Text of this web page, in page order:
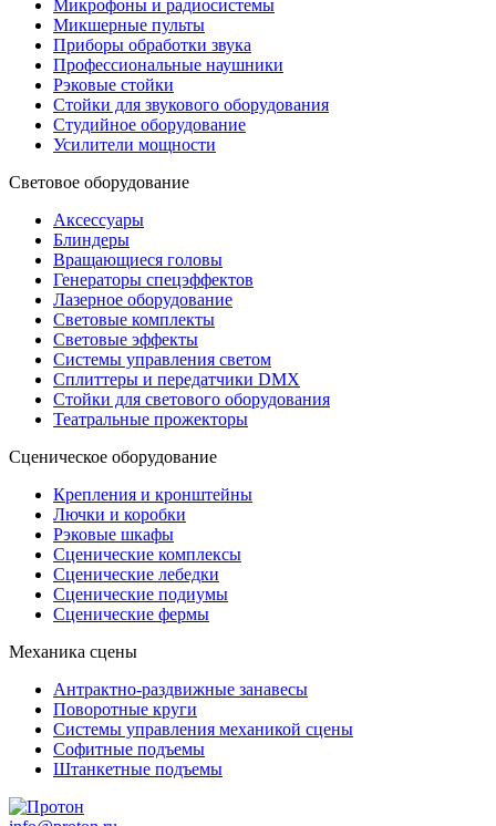
Микрофоны и радиосистемы
Микшерные пульты
Приборы обработки звука
Профессиональные наушники
Рэковые стойки
Стойки для звукового оборудования
Студийное оборудование
Усилители мощности
Световое оборудование
Аксессуары
Блиндеры
Вращающиеся головы
Генераторы спецэффектов
Лазерное оборудование
Световые комплекты
Световые эффекты
Системы управления светом
Сплиттеры и передатчики DMX
Стойки для светового оборудования
Театральные прожекторы
Сценическое оборудование
Крепления и кронштейны
Лючки и коробки
Рэковые шкафы
Сценические комплексы
Сценические лебедки
Сценические подиумы
Сценические фермы
Механика сцены
Антрактно-раздвижные занавесы
Поворотные круги
Системы управления механикой сцены
Софитные подъемы
Штанкетные подъемы